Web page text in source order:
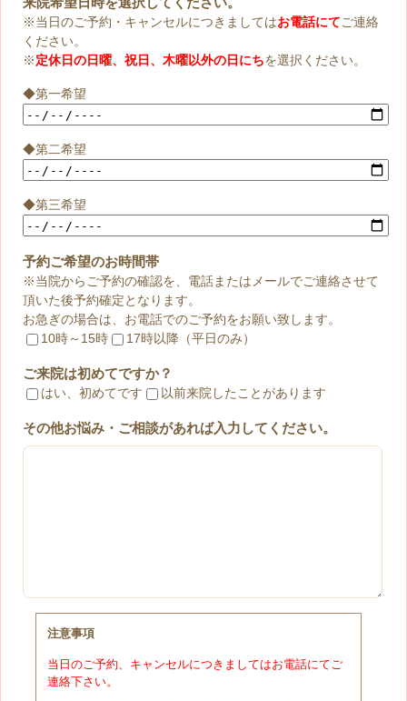
※当日のご予約・キャンセルにつきましてはお電話にてご連絡
ください。
※定休日の日曜、祝日、木曜以外の日にちを選択ください。
◆第一希望
◆第二希望
◆第三希望
予約ご希望のお時間帯
※当院からご予約の確認を、電話またはメールでご連絡させて
頂いた後予約確定となります。
お急ぎの場合は、お電話でのご予約をお願い致します。
10時～15時
17時以降（平日のみ）
ご来院は初めてですか？
はい、初めてです 以前来院したことがあります
その他お悩み・ご相談があれば入力してください。
注意事項
当日のご予約、キャンセルにつきましてはお電話にてご
連絡下さい。